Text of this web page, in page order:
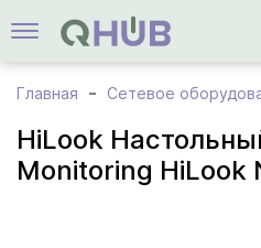
Главная Сетевое
HiLook
Monitoring HiLook